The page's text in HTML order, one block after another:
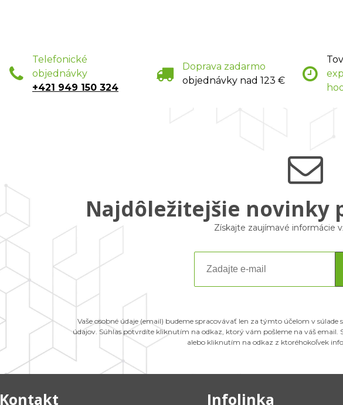
Telefonické
objednávky
+421 949 150 324
Doprava zadarmo
objednávky nad 123 €
Najdôležitejšie novinky
Získajte zaujímavé informácie
Vaše osobné údaje (email) budeme spracovávať len za týmto účelom v
údajov. Súhlas potvrdíte kliknutím na odkaz, ktorý vám pošleme na váš email.
alebo kliknutím na odkaz z ktoréhokoľvek
Kontakt Infolinka